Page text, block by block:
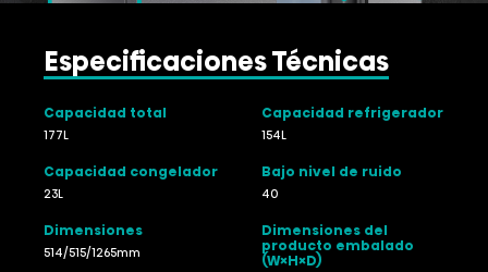
Especificaciones Técnicas
Capacidad total
177L
Capacidad refrigerador
154L
Capacidad congelador
23L
Bajo nivel de ruido
40
Dimensiones
514/515/1265mm
Dimensiones del
producto embalado
(W×H×D)